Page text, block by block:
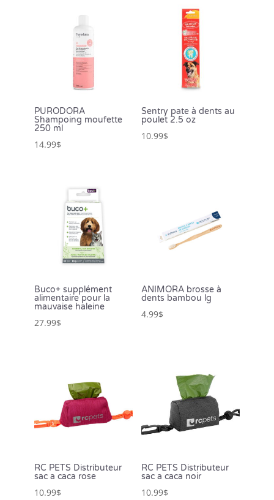
PURODORA
Shampoing moufette
250 ml
14.99$
Sentry pate à dents au
poulet 2.5 oz
10.99$
Buco+ supplément
alimentaire pour la
mauvaise haleine
27.99$
ANIMORA brosse à
dents bambou lg
4.99$
RC PETS Distributeur
sac a caca rose
10.99$
RC PETS Distributeur
sac a caca noir
10.99$